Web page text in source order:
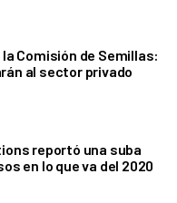
Comisión de Semillas:
al sector privado
reportó una suba
en lo que va del 2020